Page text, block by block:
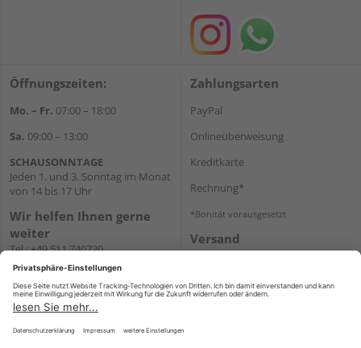
Öffnungszeiten:
Mo. – Fr. 07:00 – 18:00
Sa. 09:00 – 13:00
SCHAUSONNTAGE
Jeden 1. und 3. Sonntag im Monat
von 14 bis 17 Uhr
Wir helfen Ihnen gerne
weiter
Tel.:+49 511 740720
E-Mail:shop@holzland-
WhatsApp
Zahlungsarten
PayPal
Onlineüberweisung
Kreditkarte
Rechnung*
*Bonität vorausgesetzt
Versand
Versandkosten